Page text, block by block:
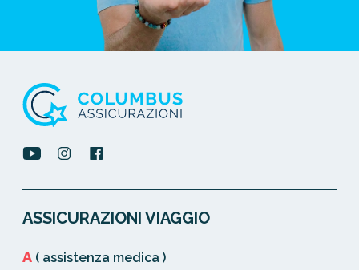
ASSICURAZIONI VIAGGIO
A ( assistenza medica )